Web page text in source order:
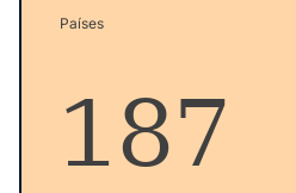
Países
187